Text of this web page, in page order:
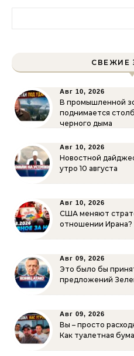
СВЕЖИЕ
Авг 10, 2026
В промышленной
поднимается столб
черного дыма
Авг 10, 2026
Новостной
утро 10 августа
Авг 10, 2026
США меняют
отношении Ирана?
Авг 09, 2026
Это было бы
предложений
Авг 09, 2026
Вы – просто
Как туалетная